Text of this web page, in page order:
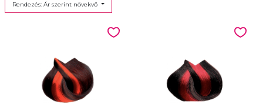
Rendezés: Ár szerint növekvő